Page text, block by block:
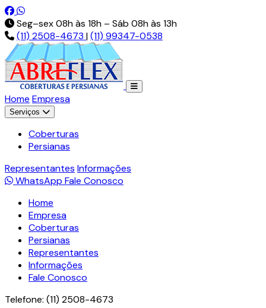
Pt-br.facebook.com
Api.whatsapp.com
Seg–sex 08h às 18h – Sáb 08h às 13h
(11) 2508-4673 |(11) 99347-0538
Home Empresa
Serviços
Coberturas
Persianas
Representantes Informações
WhatsApp Fale Conosco
Home
Empresa
Coberturas
Persianas
Representantes
Informações
Fale Conosco
Telefone: (11) 2508-4673